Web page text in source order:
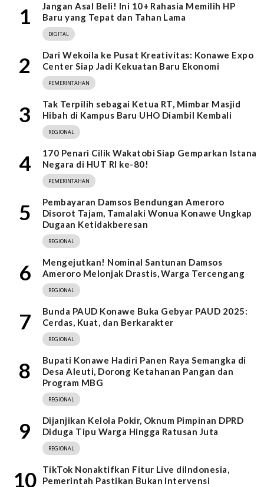
1
Jangan Asal Beli! Ini 10+ Rahasia Memilih HP
Baru yang Tepat dan Tahan Lama
DIGITAL
2
Dari Wekoila ke Pusat Kreativitas: Konawe Expo
Center Siap Jadi Kekuatan Baru Ekonomi
PEMERINTAHAN
3
Tak Terpilih sebagai Ketua RT, Mimbar Masjid
Hibah di Kampus Baru UHO Diambil Kembali
REGIONAL
4
170 Penari Cilik Wakatobi Siap Gemparkan Istana
Negara di HUT RI ke-80!
PEMERINTAHAN
5
Pembayaran Damsos Bendungan Ameroro
Disorot Tajam, Tamalaki Wonua Konawe Ungkap
Dugaan Ketidakberesan
REGIONAL
6
Mengejutkan! Nominal Santunan Damsos
Ameroro Melonjak Drastis, Warga Tercengang
REGIONAL
7
Bunda PAUD Konawe Buka Gebyar PAUD 2025:
Cerdas, Kuat, dan Berkarakter
REGIONAL
8
Bupati Konawe Hadiri Panen Raya Semangka di
Desa Aleuti, Dorong Ketahanan Pangan dan
Program MBG
REGIONAL
9
Dijanjikan Kelola Pokir, Oknum Pimpinan DPRD
Diduga Tipu Warga Hingga Ratusan Juta
REGIONAL
10
TikTok Nonaktifkan Fitur Live diIndonesia,
Pemerintah Pastikan Bukan Intervensi